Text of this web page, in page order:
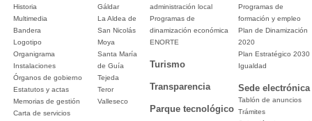
Historia
Multimedia
Bandera
Logotipo
Organigrama
Instalaciones
Órganos de gobierno
Estatutos y actas
Memorias de gestión
Carta de servicios
Gáldar
La Aldea de
San Nicolás
Moya
Santa María
de Guía
Tejeda
Teror
Valleseco
administración local
Programas de
dinamización económica
ENORTE
Turismo
Transparencia
Parque tecnológico
Programas de
formación y empleo
Plan de Dinamización
2020
Plan Estratégico 2030
Igualdad
Sede electrónica
Tablón de anuncios
Trámites